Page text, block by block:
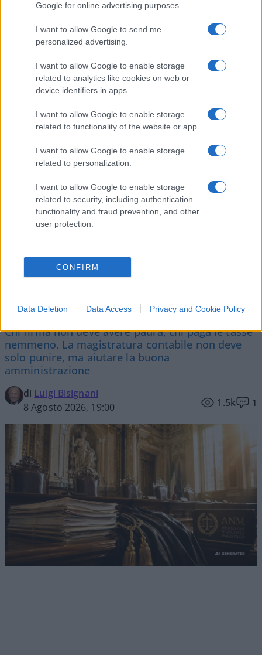
Google for online advertising purposes.
I want to allow Google to send me
personalized advertising.
I want to allow Google to enable storage
related to analytics like cookies on web or
device identifiers in apps.
I want to allow Google to enable storage
related to functionality of the website or app.
I want to allow Google to enable storage
related to personalization.
I want to allow Google to enable storage
related to security, including authentication
functionality and fraud prevention, and other
user protection.
CONFIRM
Data Deletion Data Access Privacy and Cookie Policy
#STEVE BANNON
23
Leggi i commenti
SEDUTE SATIRICHE
Vai all'archivio delle vignette
Corte dei conti, la riforma a
metà: si poteva fare di più
Chi firma non deve avere paura, chi paga le tasse
nemmeno. La magistratura contabile non deve
solo punire, ma aiutare la buona
amministrazione
di Luigi Bisignani
8 Agosto 2026, 19:00
1.5k 1